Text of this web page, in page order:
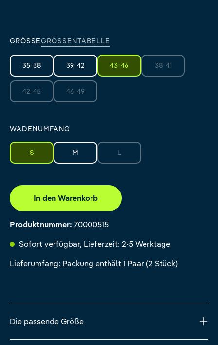
GRÖSSE GRÖSSENTABELLE
35-38 39-42 43-46 38-41(Diese Option ist
42-45(Diese Option ist zurzeit nicht verfügbar.)
46-49(Diese Option ist zurzeit nicht verfügbar.)
WADENUMFANG
S M L(Diese Option ist zurzeit nicht
In den Warenkorb
Produktnummer: 70000515
Sofort verfügbar, Lieferzeit: 2-5 Werktage
Lieferumfang: Packung enthält 1 Paar (2 Stück)
Die passende Größe